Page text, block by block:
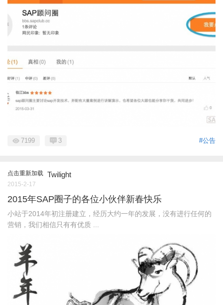
#公告
7199 3
点击重新加载 Twilight
2015-2-17
2015年SAP圈子的各位小伙伴新春快乐
小站于2014年初注册建立，经历大约一年的发展，没有进行任何的
营销，我们相信只有有优质 ...